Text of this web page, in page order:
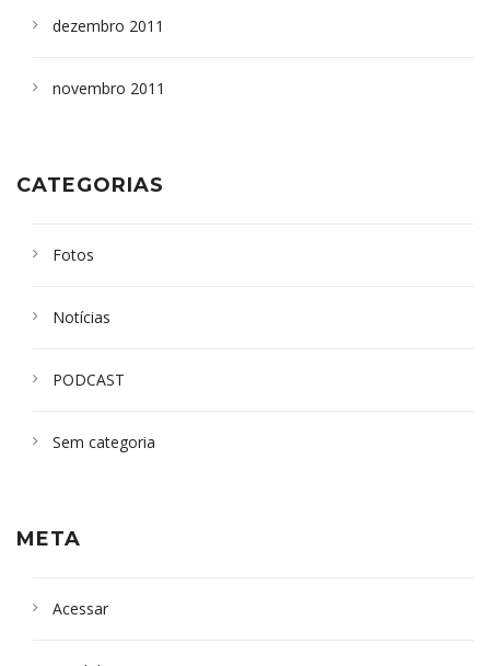
dezembro 2011
novembro 2011
CATEGORIAS
Fotos
Notícias
PODCAST
Sem categoria
META
Acessar